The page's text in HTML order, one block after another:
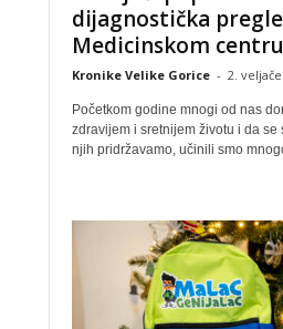
dijagnostička
Medicinskom
Kronike Velike Gorice - 2.
Početkom godine mnogi od nas
zdravijem i sretnijem životu i da se
njih pridržavamo, učinili smo